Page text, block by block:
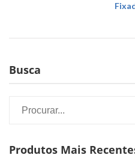
Busca
Produtos Mais